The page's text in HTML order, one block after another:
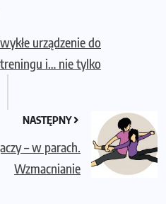
urządzenie do
i… nie tylko
NASTĘPNY
– w parach.
Wzmacnianie